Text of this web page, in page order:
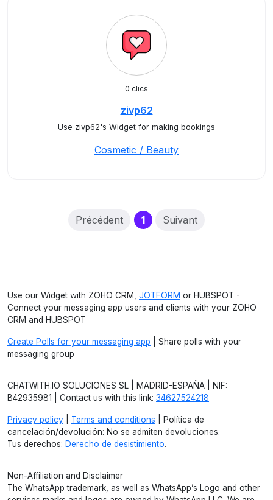
0 clics
zivp62
Use zivp62's Widget for making bookings
Cosmetic / Beauty
Précédent 1(current)
Suivant
Use our Widget with ZOHO CRM, JOTFORM or HUBSPOT -
Connect your messaging app users and clients with your ZOHO
CRM and HUBSPOT
Create Polls for your messaging app | Share polls with your
messaging group
CHATWITH.IO SOLUCIONES SL | MADRID-ESPAÑA | NIF:
B42935981 | Contact us with this link: 34627524218
Privacy policy Terms and conditions | Política de
cancelación/devolución: No se admiten devoluciones.
Tus derechos: Derecho de desistimiento.
Non-Affiliation and Disclaimer
The WhatsApp trademark, as well as WhatsApp’s Logo and other